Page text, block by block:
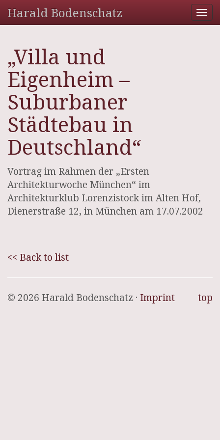
Harald Bodenschatz
„Villa und
Eigenheim –
Suburbaner
Städtebau in
Deutschland“
Vortrag im Rahmen der „Ersten
Architekturwoche München“ im
Architekturklub Lorenzistock im Alten Hof,
Dienerstraße 12, in München am 17.07.2002
<< Back to list
top
© 2026 Harald Bodenschatz · Imprint